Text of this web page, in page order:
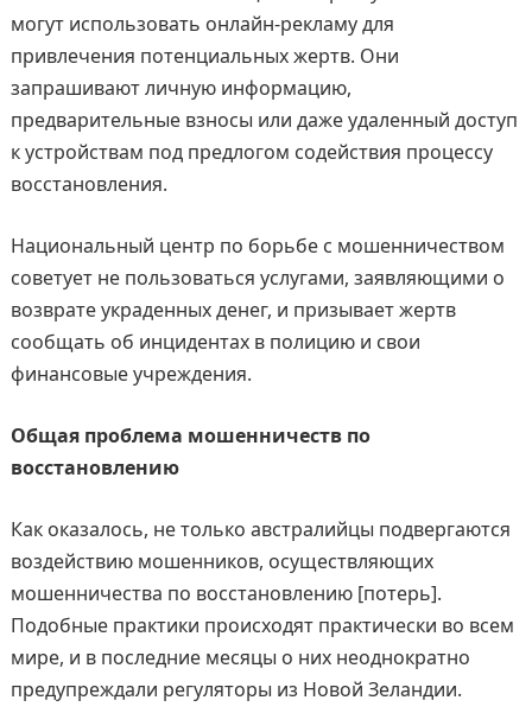
могут использовать онлайн-рекламу для
привлечения потенциальных жертв. Они
запрашивают личную информацию,
предварительные взносы или даже удаленный доступ
к устройствам под предлогом содействия процессу
восстановления.
Национальный центр по борьбе с мошенничеством
советует не пользоваться услугами, заявляющими о
возврате украденных денег, и призывает жертв
сообщать об инцидентах в полицию и свои
финансовые учреждения.
Общая проблема мошенничеств по
восстановлению
Как оказалось, не только австралийцы подвергаются
воздействию мошенников, осуществляющих
мошенничества по восстановлению [потерь].
Подобные практики происходят практически во всем
мире, и в последние месяцы о них неоднократно
предупреждали регуляторы из Новой Зеландии.